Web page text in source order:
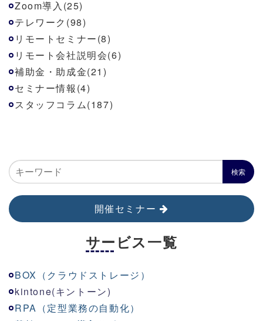
Zoom導入(25)
テレワーク(98)
リモートセミナー(8)
リモート会社説明会(6)
補助金・助成金(21)
セミナー情報(4)
スタッフコラム(187)
開催セミナー
サービス一覧
BOX（クラウドストレージ）
kintone(キントーン)
RPA（定型業務の自動化）